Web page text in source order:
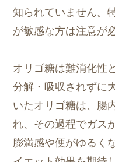
知られていません。
が敏感な方は注意が
オリゴ糖は難消化性
分解・吸収されずに
いたオリゴ糖は、腸
れ、その過程でガス
膨満感や便がゆるく